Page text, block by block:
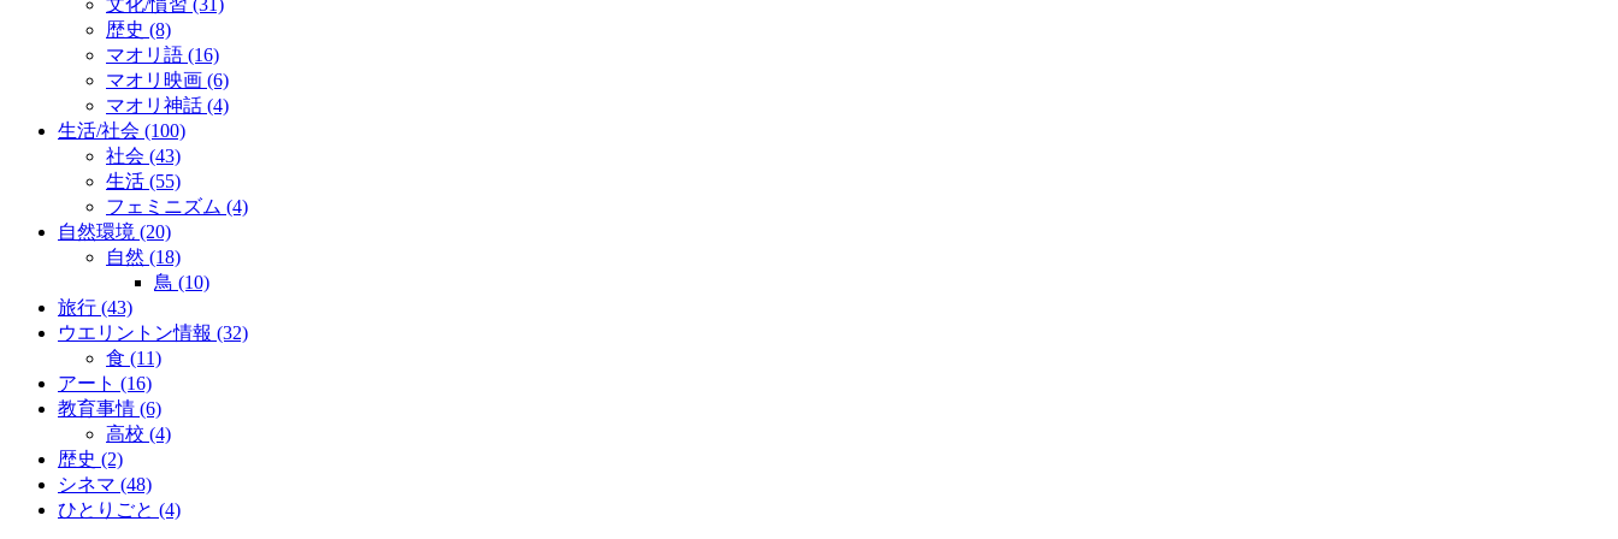
文化/慣習 (31)
歴史 (8)
マオリ語 (16)
マオリ映画 (6)
マオリ神話 (4)
生活/社会 (100)
社会 (43)
生活 (55)
フェミニズム (4)
自然環境 (20)
自然 (18)
鳥 (10)
旅行 (43)
ウエリントン情報 (32)
食 (11)
アート (16)
教育事情 (6)
高校 (4)
歴史 (2)
シネマ (48)
ひとりごと (4)